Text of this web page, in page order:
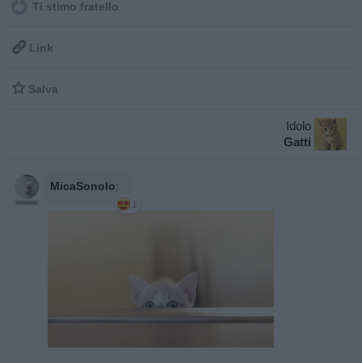
Ti stimo fratello
 Link
 Salva
Idolo
Gatti
MicaSonoIo:
1